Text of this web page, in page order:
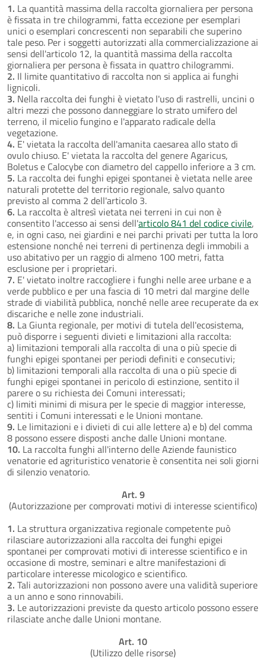
1. La quantità massima della raccolta giornaliera per persona
è fissata in tre chilogrammi, fatta eccezione per esemplari
unici o esemplari concrescenti non separabili che superino
tale peso. Per i soggetti autorizzati alla commercializzazione ai
sensi dell'articolo 12, la quantità massima della raccolta
giornaliera per persona è fissata in quattro chilogrammi.
2. Il limite quantitativo di raccolta non si applica ai funghi
lignicoli.
3. Nella raccolta dei funghi è vietato l'uso di rastrelli, uncini o
altri mezzi che possono danneggiare lo strato umifero del
terreno, il micelio fungino e l'apparato radicale della
vegetazione.
4. E' vietata la raccolta dell'amanita caesarea allo stato di
ovulo chiuso. E' vietata la raccolta del genere Agaricus,
Boletus e Calocybe con diametro del cappello inferiore a 3 cm.
5. La raccolta dei funghi epigei spontanei è vietata nelle aree
naturali protette del territorio regionale, salvo quanto
previsto al comma 2 dell'articolo 3.
6. La raccolta è altresì vietata nei terreni in cui non è
consentito l'accesso ai sensi dell'articolo 841 del codice civile,
e, in ogni caso, nei giardini e nei parchi privati per tutta la loro
estensione nonché nei terreni di pertinenza degli immobili a
uso abitativo per un raggio di almeno 100 metri, fatta
esclusione per i proprietari.
7. E' vietato inoltre raccogliere i funghi nelle aree urbane e a
verde pubblico e per una fascia di 10 metri dal margine delle
strade di viabilità pubblica, nonché nelle aree recuperate da ex
discariche e nelle zone industriali.
8. La Giunta regionale, per motivi di tutela dell'ecosistema,
può disporre i seguenti divieti e limitazioni alla raccolta:
a) limitazioni temporali alla raccolta di una o più specie di
funghi epigei spontanei per periodi definiti e consecutivi;
b) limitazioni temporali alla raccolta di una o più specie di
funghi epigei spontanei in pericolo di estinzione, sentito il
parere o su richiesta dei Comuni interessati;
c) limiti minimi di misura per le specie di maggior interesse,
sentiti i Comuni interessati e le Unioni montane.
9. Le limitazioni e i divieti di cui alle lettere a) e b) del comma
8 possono essere disposti anche dalle Unioni montane.
10. La raccolta funghi all'interno delle Aziende faunistico
venatorie ed agrituristico venatorie è consentita nei soli giorni
di silenzio venatorio.
Art. 9
(Autorizzazione per comprovati motivi di interesse scientifico)
1. La struttura organizzativa regionale competente può
rilasciare autorizzazioni alla raccolta dei funghi epigei
spontanei per comprovati motivi di interesse scientifico e in
occasione di mostre, seminari e altre manifestazioni di
particolare interesse micologico e scientifico.
2. Tali autorizzazioni non possono avere una validità superiore
a un anno e sono rinnovabili.
3. Le autorizzazioni previste da questo articolo possono essere
rilasciate anche dalle Unioni montane.
Art. 10
(Utilizzo delle risorse)